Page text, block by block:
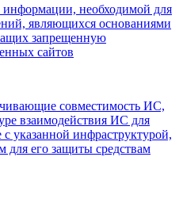
необходимой для
являющихся основаниями
запрещенную
сайтов
совместимость ИС,
взаимодействия ИС для
указанной инфраструктурой,
для его защиты средствам